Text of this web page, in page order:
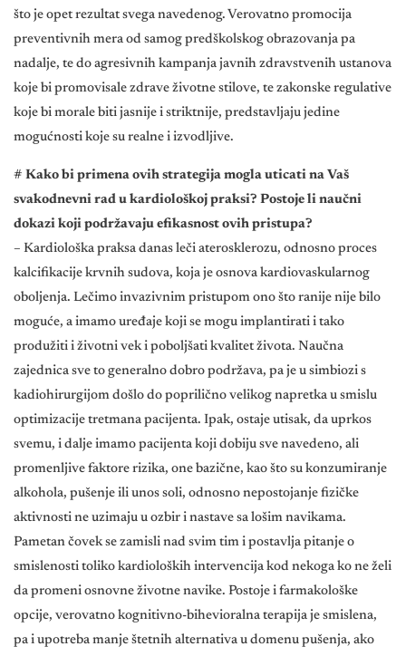
što je opet rezultat svega navedenog. Verovatno promocija
preventivnih mera od samog predškolskog obrazovanja pa
nadalje, te do agresivnih kampanja javnih zdravstvenih ustanova
koje bi promovisale zdrave životne stilove, te zakonske regulative
koje bi morale biti jasnije i striktnije, predstavljaju jedine
mogućnosti koje su realne i izvodljive.
# Kako bi primena ovih strategija mogla uticati na Vaš
svakodnevni rad u kardiološkoj praksi? Postoje li naučni
dokazi koji podržavaju efikasnost ovih pristupa?
– Kardiološka praksa danas leči aterosklerozu, odnosno proces
kalcifikacije krvnih sudova, koja je osnova kardiovaskularnog
oboljenja. Lečimo invazivnim pristupom ono što ranije nije bilo
moguće, a imamo uređaje koji se mogu implantirati i tako
produžiti i životni vek i poboljšati kvalitet života. Naučna
zajednica sve to generalno dobro podržava, pa je u simbiozi s
kadiohirurgijom došlo do poprilično velikog napretka u smislu
optimizacije tretmana pacijenta. Ipak, ostaje utisak, da uprkos
svemu, i dalje imamo pacijenta koji dobiju sve navedeno, ali
promenljive faktore rizika, one bazične, kao što su konzumiranje
alkohola, pušenje ili unos soli, odnosno nepostojanje fizičke
aktivnosti ne uzimaju u ozbir i nastave sa lošim navikama.
Pametan čovek se zamisli nad svim tim i postavlja pitanje o
smislenosti toliko kardioloških intervencija kod nekoga ko ne želi
da promeni osnovne životne navike. Postoje i farmakološke
opcije, verovatno kognitivno-bihevioralna terapija je smislena,
pa i upotreba manje štetnih alternativa u domenu pušenja, ako